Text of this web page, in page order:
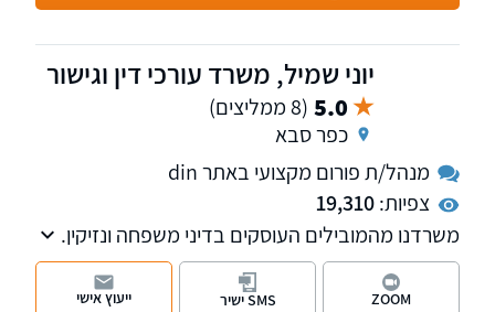
יוני שמיל, משרד עורכי דין וגישור
5.0 (8 ממליצים)
כפר סבא
מנהל/ת פורום מקצועי באתר din
צפיות:19,310
משרדנו מהמובילים העוסקים בדיני משפחה ונזיקין.
עו"ד ומגשר יוני שמיל הינו חבר בוועדת דיני
משפחה בלשכת עורכי הדין.
ZOOM SMS ישיר ייעוץ אישי